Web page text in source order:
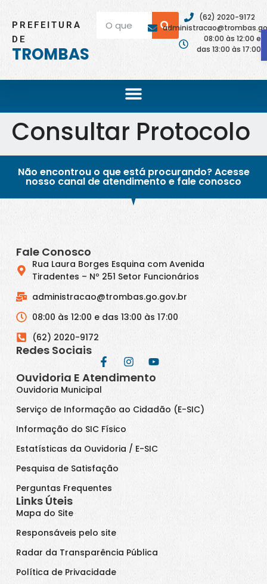
PREFEITURA
DE
TROMBAS
(62) 2020-9172
08:00 às 12:00 e
das 13:00 às 17:00
Consultar Protocolo
Não encontrou o que está procurando? Acesse
nosso canal de atendimento e fale conosco
Fale Conosco
Rua Laura Borges Esquina com Avenida
Tiradentes – Nº 251 Setor Funcionários
administracao@trombas.go.gov.br
08:00 às 12:00 e das 13:00 às 17:00
(62) 2020-9172
Redes Sociais
Ouvidoria E Atendimento
Ouvidoria Municipal
Serviço de Informação ao Cidadão (E-SIC)
Informação do SIC Físico
Estatísticas da Ouvidoria / E-SIC
Pesquisa de Satisfação
Perguntas Frequentes
Links Úteis
Mapa do Site
Responsáveis pelo site
Radar da Transparência Pública
Política de Privacidade